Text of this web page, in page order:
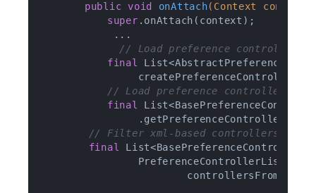
public void onAttach(Context context)
super .onAttach(context);
            ...
// Load preference controllers
final
// Load preference controllers
final
.getPreferenceControllersFromXml(context,
// Filter xml-based controllers in
final
List<BasePreferenceController>
controllersFromXml,